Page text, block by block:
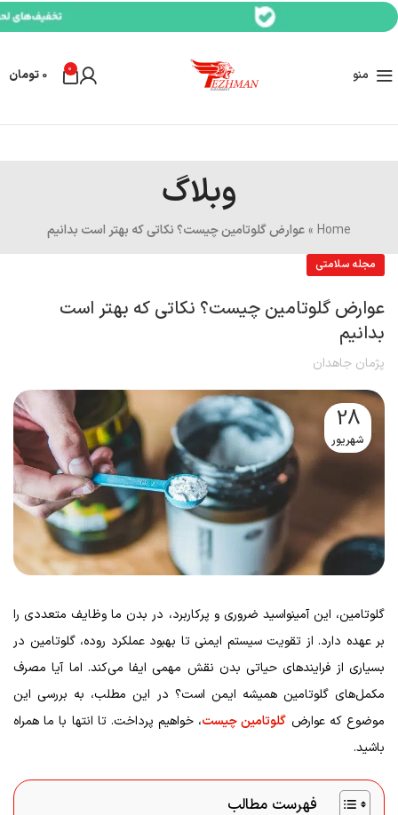
منو 0
0 تومان
وبلاگ
Home
» عوارض گلوتامین چیست؟ نکاتی که بهتر است بدانیم
مجله سلامتی
عوارض گلوتامین چیست؟ نکاتی که بهتر است
بدانیم
پژمان جاهدان
28
شهریور
گلوتامین، این آمینواسید ضروری و پرکاربرد، در بدن ما وظایف متعددی را
بر عهده دارد. از تقویت سیستم ایمنی تا بهبود عملکرد روده، گلوتامین در
بسیاری از فرایندهای حیاتی بدن نقش مهمی ایفا می‌کند. اما آیا مصرف
مکمل‌های گلوتامین همیشه ایمن است؟ در این مطلب، به بررسی این
موضوع که عوارض گلوتامین چیست، خواهیم پرداخت. تا انتها با ما همراه
باشید.
فهرست مطالب